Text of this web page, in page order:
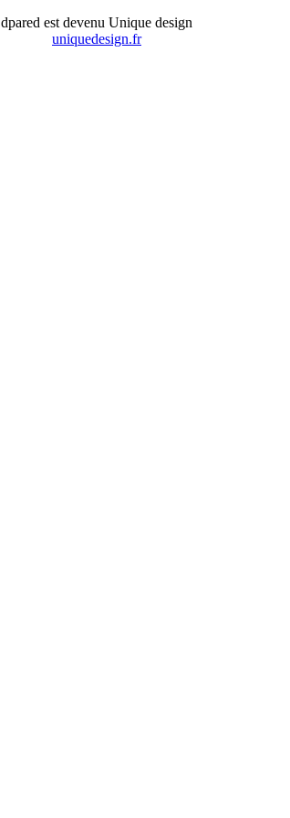
dpared est devenu Unique design
uniquedesign.fr